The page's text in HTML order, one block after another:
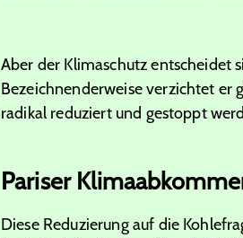
Aber der Klimaschutz entscheidet
Bezeichnenderweise verzichtet er
radikal reduziert und gestoppt
Pariser
Diese Reduzierung auf die